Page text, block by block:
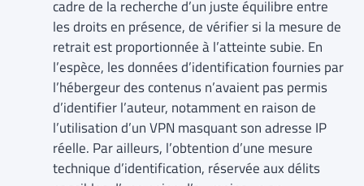
cadre de la recherche d’un juste équilibre entre
les droits en présence, de vérifier si la mesure de
retrait est proportionnée à l’atteinte subie. En
l’espèce, les données d’identification fournies par
l’hébergeur des contenus n’avaient pas permis
d’identifier l’auteur, notamment en raison de
l’utilisation d’un VPN masquant son adresse IP
réelle. Par ailleurs, l’obtention d’une mesure
technique d’identification, réservée aux délits